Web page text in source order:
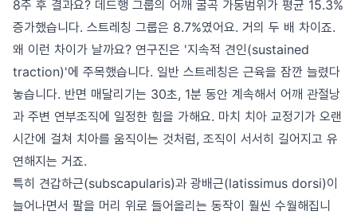
8주 후 결과요? 데드행 그룹의 어깨 굴곡 가동범위가 평균 15.3%
증가했습니다. 스트레칭 그룹은 8.7%였어요. 거의 두 배 차이죠.
왜 이런 차이가 날까요? 연구진은 '지속적 견인(sustained
traction)'에 주목했습니다. 일반 스트레칭은 근육을 잠깐 늘렸다
놓습니다. 반면 매달리기는 30초, 1분 동안 계속해서 어깨 관절낭
과 주변 연부조직에 일정한 힘을 가해요. 마치 치아 교정기가 오랜
시간에 걸쳐 치아를 움직이는 것처럼, 조직이 서서히 길어지고 유
연해지는 거죠.
특히 견갑하근(subscapularis)과 광배근(latissimus dorsi)이
늘어나면서 팔을 머리 위로 들어올리는 동작이 훨씬 수월해집니